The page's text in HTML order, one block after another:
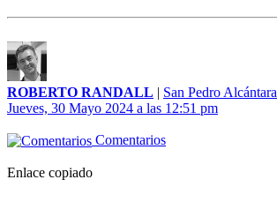
ROBERTO RANDALL | San Pedro Alcántara
Jueves, 30 Mayo 2024 a las 12:51 pm
Comentarios
Enlace copiado